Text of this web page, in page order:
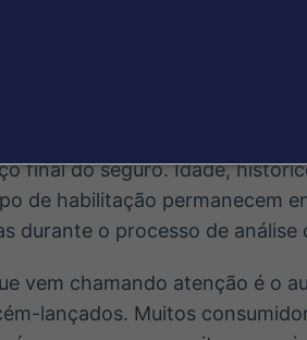
necessidade de deslocamento.
automotivo e estimular a
do motorista continua sendo
final do seguro. Idade,
de habilitação permanecem
durante o processo de análise
vem chamando atenção é o
lançados. Muitos